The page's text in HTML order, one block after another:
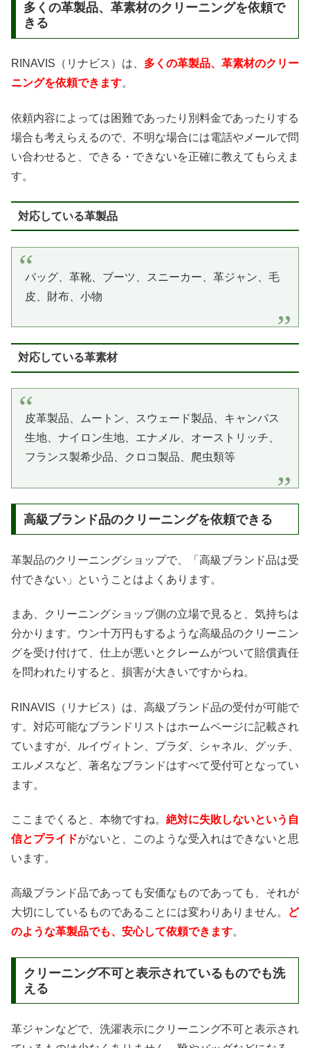
多くの革製品、革素材のクリーニングを依頼で
きる
RINAVIS（リナビス）は、 多くの革製品、革素材のクリー
ニングを依頼できます。
依頼内容によっては困難であったり別料金であったりする
場合も考えらえるので、不明な場合には電話やメールで問
い合わせると、できる・できないを正確に教えてもらえま
す。
対応している革製品
バッグ、革靴、ブーツ、スニーカー、革ジャン、毛
皮、財布、小物
対応している革素材
皮革製品、ムートン、スウェード製品、キャンバス
生地、ナイロン生地、エナメル、オーストリッチ、
フランス製希少品、クロコ製品、爬虫類等
高級ブランド品のクリーニングを依頼できる
革製品のクリーニングショップで、「高級ブランド品は受
付できない」ということはよくあります。
まあ、クリーニングショップ側の立場で見ると、気持ちは
分かります。ウン十万円もするような高級品のクリーニン
グを受け付けて、仕上が悪いとクレームがついて賠償責任
を問われたりすると、損害が大きいですからね。
RINAVIS（リナビス）は、高級ブランド品の受付が可能で
す。対応可能なブランドリストはホームページに記載され
ていますが、ルイヴィトン、プラダ、シャネル、グッチ、
エルメスなど、著名なブランドはすべて受付可となってい
ます。
ここまでくると、本物ですね。 絶対に失敗しないという自
信とプライドがないと、このような受入れはできないと思
います。
高級ブランド品であっても安価なものであっても、それが
大切にしているものであることには変わりありません。
ど
のような革製品でも、安心して依頼できます。
クリーニング不可と表示されているものでも洗
える
革ジャンなどで、洗濯表示にクリーニング不可と表示され